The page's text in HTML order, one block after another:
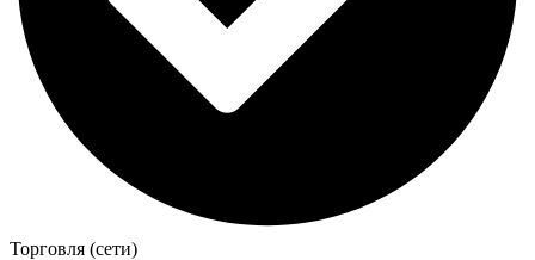
Торговля (сети)